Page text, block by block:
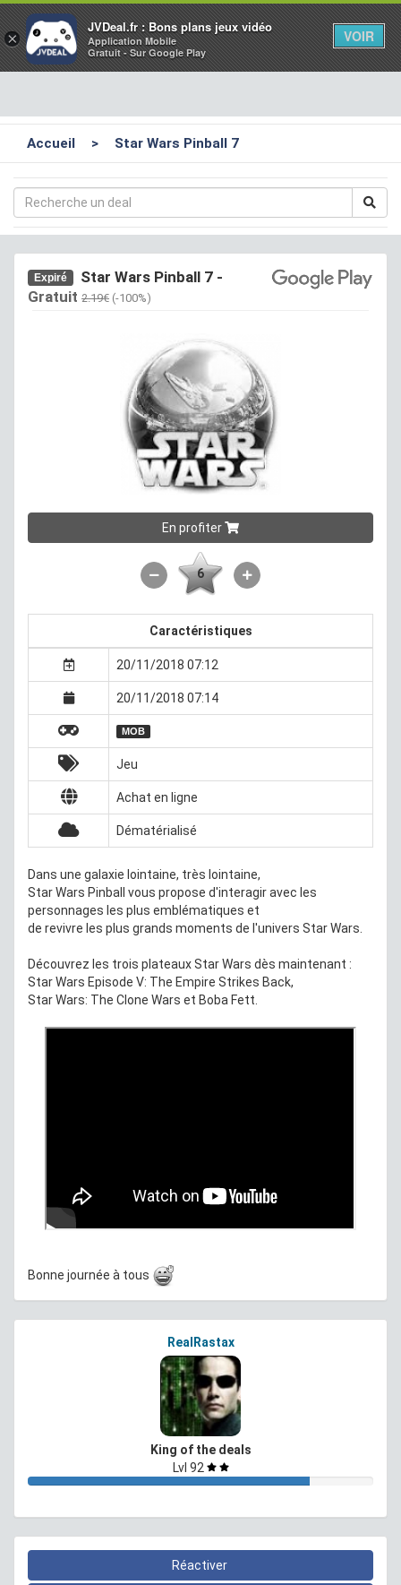
×
JVDeal.fr : Bons plans jeux vidéo
Application Mobile
Gratuit - Sur Google Play
VOIR
Accueil > Star Wars Pinball 7
Expiré Star Wars Pinball 7 -
Gratuit 2.19€ (-100%)
En profiter
6
Caractéristiques
20/11/2018 07:12
20/11/2018 07:14
MOB
Jeu
Achat en ligne
Dématérialisé
Dans une galaxie lointaine, très lointaine,
Star Wars Pinball vous propose d'interagir avec les
personnages les plus emblématiques et
de revivre les plus grands moments de l'univers Star Wars.
Découvrez les trois plateaux Star Wars dès maintenant :
Star Wars Episode V: The Empire Strikes Back,
Star Wars: The Clone Wars et Boba Fett.
Bonne journée à tous
RealRastax
King of the deals
Lvl 92
Réactiver